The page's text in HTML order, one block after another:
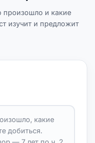
произошло и какие
изучит и предложит